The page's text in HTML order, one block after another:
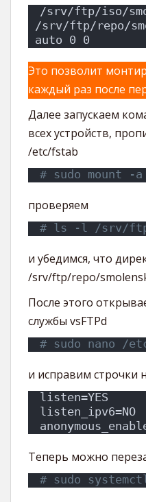
/srv/ftp/iso/
/srv/ftp/repo/
auto 0 0
Это позволит
каждый раз после
Далее запускаем
всех устройств,
/etc/fstab
# sudo mount -a
проверяем
# ls -l /srv/ftp/
и убедимся, что
/srv/ftp/repo/
После этого
службы vsFTPd
# sudo nano /
и исправим строчки
listen=YES
listen_ipv6=NO
Теперь можно
# sudo